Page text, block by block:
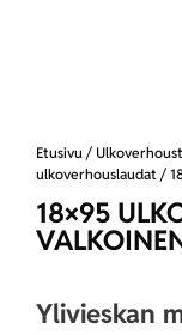
Etusivu /
ulkoverhouslaudat /
18×95
Ylivieskan